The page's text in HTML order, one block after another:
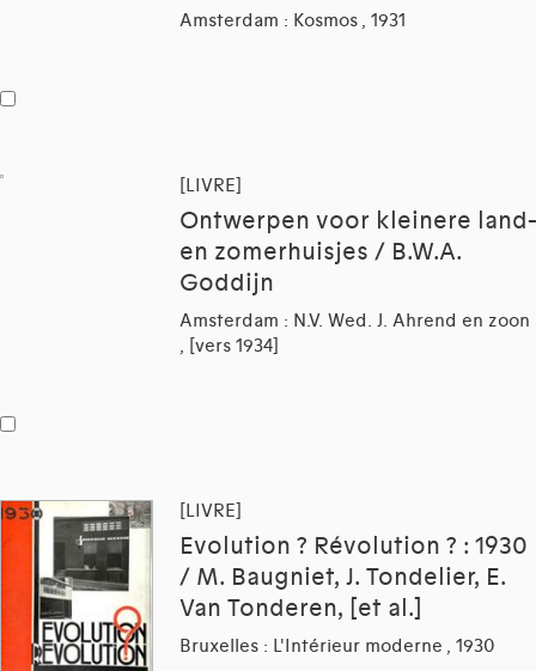
Amsterdam : Kosmos , 1931
[LIVRE]
Ontwerpen voor kleinere land-
en zomerhuisjes / B.W.A.
Goddijn
Amsterdam : N.V. Wed. J. Ahrend en zoon
, [vers 1934]
[LIVRE]
Evolution ? Révolution ? : 1930
/ M. Baugniet, J. Tondelier, E.
Van Tonderen, [et al.]
Bruxelles : L'Intérieur moderne , 1930